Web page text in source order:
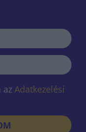
az Adatkezelési